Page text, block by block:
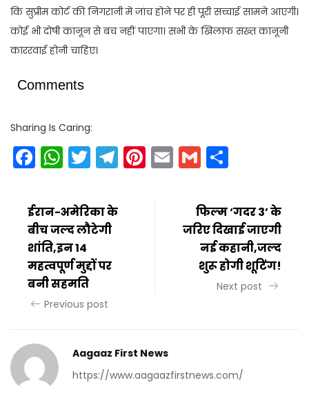
कि सुप्रीम कोर्ट की निगरानी में जांच होने पर ही पूरी सच्चाई सामने आएगी।
कोई भी दोषी कानून से बच नहीं पाएगा। सभी के खिलाफ सख्त कानूनी
काररवाई होनी चाहिए।
Comments
Sharing Is Caring:
Facebook
WhatsApp
Twitter
Telegram
Pinterest
EmailGmail
ईरान-अमेरिका के
बीच जल्द लौटेगी
शांति,इन 14
महत्वपूर्ण मुद्दों पर
बनी सहमति
Previous post
फिल्म ‘गदर 3’ के
जरिए दिखाई जाएगी
नई कहानी,जल्द
शुरू होगी शूटिंग!
Next post
Aagaaz First News
https://www.aagaazfirstnews.com/